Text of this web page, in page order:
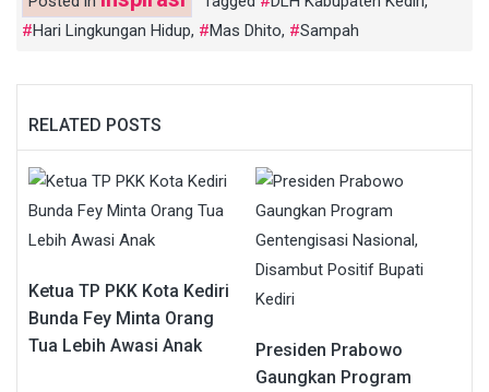
Hari Lingkungan Hidup, Mas Dhito, Sampah
RELATED POSTS
Ketua TP PKK Kota Kediri
Bunda Fey Minta Orang
Tua Lebih Awasi Anak
Presiden Prabowo
Gaungkan Program